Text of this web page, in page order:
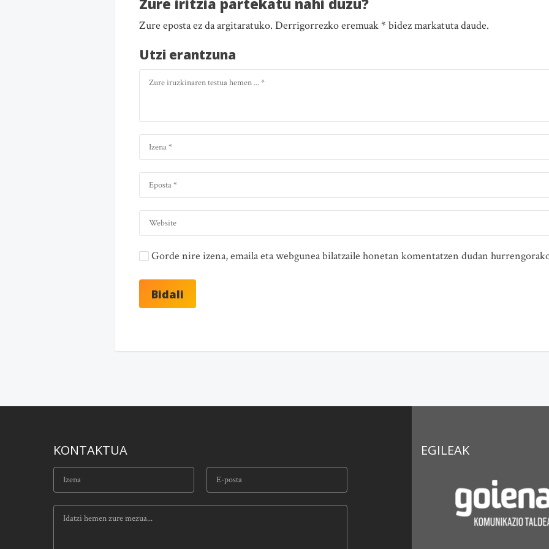
Zure iritzia partekatu nahi duzu?
Zure eposta ez da argitaratuko. Derrigorrezko eremuak * bidez markatuta daude.
Utzi erantzuna
Gorde nire izena, emaila eta webgunea bilatzaile honetan komentatzen dudan
KONTAKTUA EGILEAK